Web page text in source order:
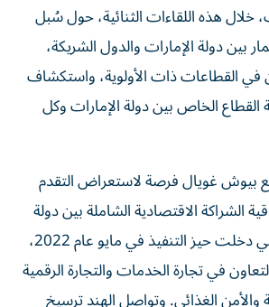
هذه اللقاءات الثنائية، حول سُبل
بين دولة الإمارات والدول الشريكة،
في القطاعات ذات الأولوية، واستكشاف
الخاص بين دولة الإمارات وكل
مع بيوش غويال فرصة لاستعراض التقدم
الشراكة الاقتصادية الشاملة بين دولة
الإمارات والهند، والتي دخلت حيز التنفيذ في مايو عام 2022،
في تجارة الخدمات والتجارة الرقمية